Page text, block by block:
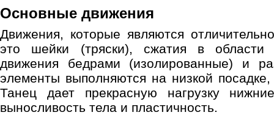
Основные движения
Движения, которые являются
это шейки (тряски), сжатия в области
движения бедрами (изолированные) и
элементы выполняются на низкой
Танец дает прекрасную нагрузку
выносливость тела и пластичность.